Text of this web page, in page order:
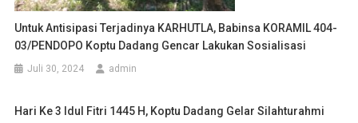
Untuk Antisipasi Terjadinya KARHUTLA, Babinsa KORAMIL 404-
03/PENDOPO Koptu Dadang Gencar Lakukan Sosialisasi
Juli 30, 2024 admin
Hari Ke 3 Idul Fitri 1445 H, Koptu Dadang Gelar Silahturahmi